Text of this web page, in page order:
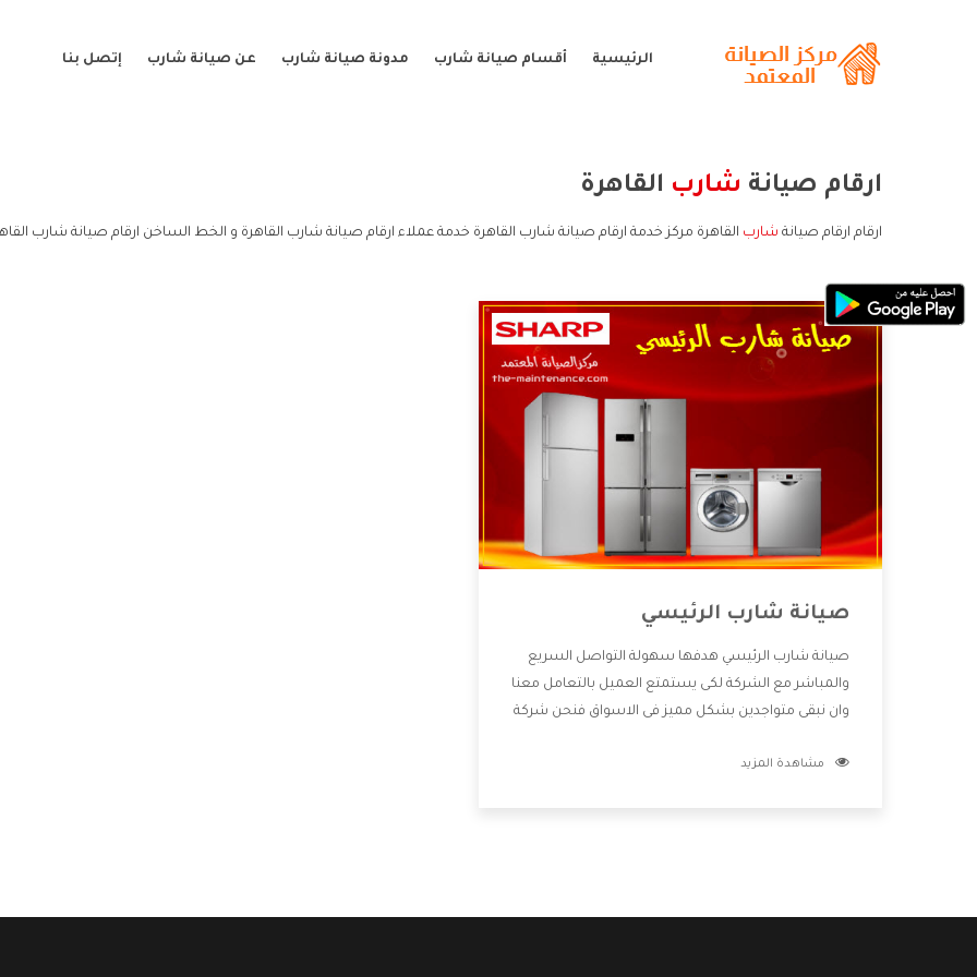
الرئيسية أقسام صيانة شارب مدونة صيانة شارب عن صيانة شارب إتصل بنا
ارقام صيانة شارب القاهرة
ارقام ارقام صيانة شارب القاهرة مركز خدمة ارقام صيانة شارب القاهرة خدمة عملاء ارقام صيانة شارب القاهرة و الخط الساخن ارقام صيانة شارب
صيانة شارب الرئيسي
صيانة شارب الرئيسي هدفها سهولة التواصل السريع
والمباشر مع الشركة لكى يستمتع العميل بالتعامل معنا
وان نبقى متواجدين بشكل مميز فى الاسواق فنحن شركة
بالخدمات التى تنفرد الشركة بها والتى تكون منها خدمة
مشاهدة المزيد